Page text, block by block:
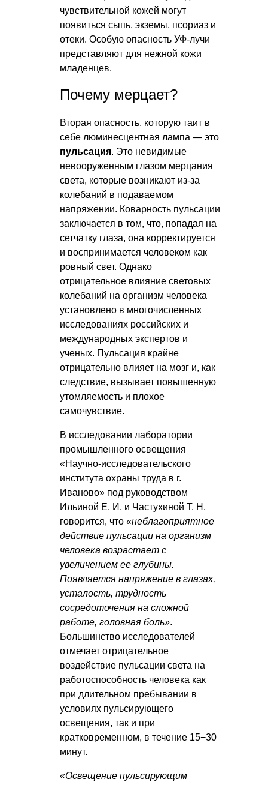
чувствительной кожей могут
появиться сыпь, экземы, псориаз и
отеки. Особую опасность УФ-лучи
представляют для нежной кожи
младенцев.
Почему мерцает?
Вторая опасность, которую таит в
себе люминесцентная лампа — это
пульсация. Это невидимые
невооруженным глазом мерцания
света, которые возникают из-за
колебаний в подаваемом
напряжении. Коварность пульсации
заключается в том, что, попадая на
сетчатку глаза, она корректируется
и воспринимается человеком как
ровный свет. Однако
отрицательное влияние световых
колебаний на организм человека
установлено в многочисленных
исследованиях российских и
международных экспертов и
ученых. Пульсация крайне
отрицательно влияет на мозг и, как
следствие, вызывает повышенную
утомляемость и плохое
самочувствие.
В исследовании лаборатории
промышленного освещения
«Научно-исследовательского
института охраны труда в г.
Иваново» под руководством
Ильиной Е. И. и Частухиной Т. Н.
говорится, что «неблагоприятное
действие пульсации на организм
человека возрастает с
увеличением ее глубины.
Появляется напряжение в глазах,
усталость, трудность
сосредоточения на сложной
работе, головная боль».
Большинство исследователей
отмечает отрицательное
воздействие пульсации света на
работоспособность человека как
при длительном пребывании в
условиях пульсирующего
освещения, так и при
кратковременном, в течение 15−30
минут.
«Освещение пульсирующим